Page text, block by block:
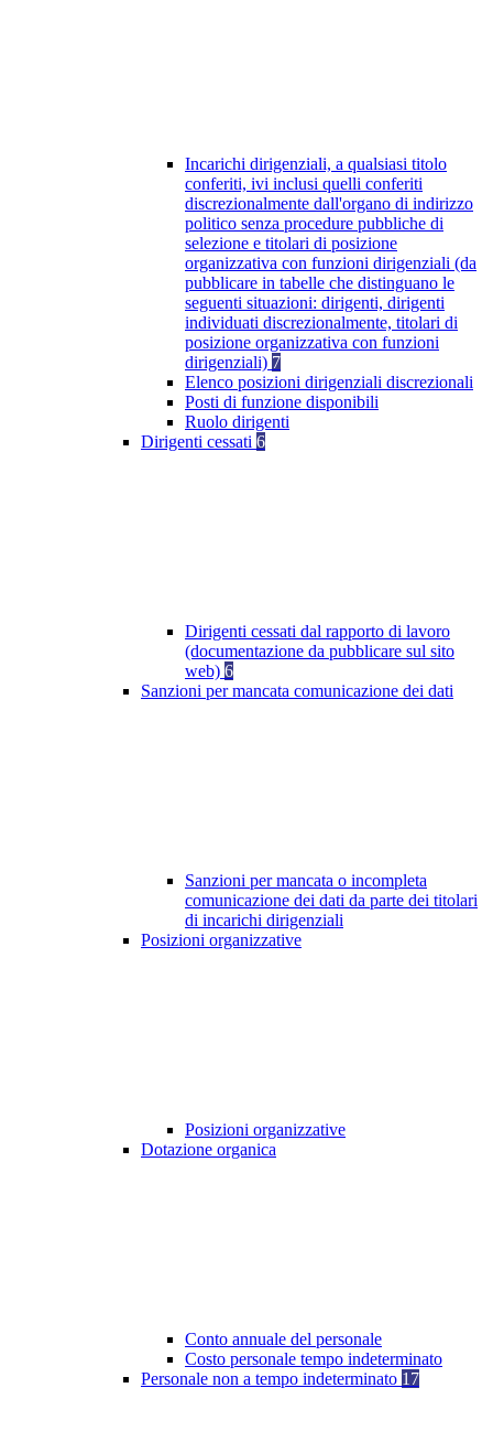
Incarichi dirigenziali, a qualsiasi titolo
conferiti, ivi inclusi quelli conferiti
discrezionalmente dall'organo di indirizzo
politico senza procedure pubbliche di
selezione e titolari di posizione
organizzativa con funzioni dirigenziali (da
pubblicare in tabelle che distinguano le
seguenti situazioni: dirigenti, dirigenti
individuati discrezionalmente, titolari di
posizione organizzativa con funzioni
dirigenziali) 7
Elenco posizioni dirigenziali discrezionali
Posti di funzione disponibili
Ruolo dirigenti
Dirigenti cessati 6
Dirigenti cessati dal rapporto di lavoro
(documentazione da pubblicare sul sito
web) 6
Sanzioni per mancata comunicazione dei dati
Sanzioni per mancata o incompleta
comunicazione dei dati da parte dei titolari
di incarichi dirigenziali
Posizioni organizzative
Posizioni organizzative
Dotazione organica
Conto annuale del personale
Costo personale tempo indeterminato
Personale non a tempo indeterminato 17